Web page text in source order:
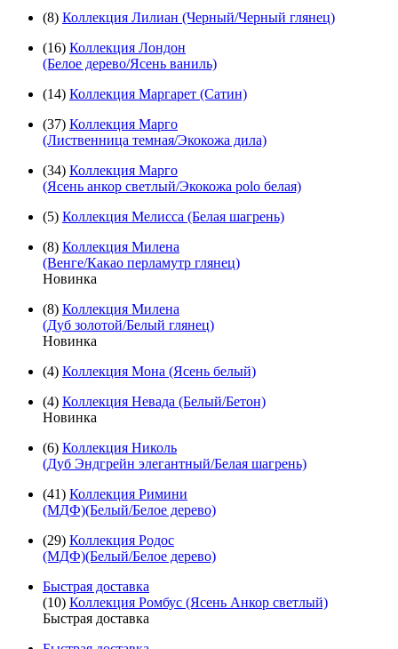
(8) Коллекция Лилиан (Черный/Черный глянец)
(16) Коллекция Лондон
(Белое дерево/Ясень ваниль)
(14) Коллекция Маргарет (Сатин)
(37) Коллекция Марго
(Лиственница темная/Экокожа дила)
(34) Коллекция Марго
(Ясень анкор светлый/Экокожа polo белая)
(5) Коллекция Мелисса (Белая шагрень)
(8) Коллекция Милена
(Венге/Какао перламутр глянец)
Новинка
(8) Коллекция Милена
(Дуб золотой/Белый глянец)
Новинка
(4) Коллекция Мона (Ясень белый)
(4) Коллекция Невада (Белый/Бетон)
Новинка
(6) Коллекция Николь
(Дуб Эндгрейн элегантный/Белая шагрень)
(41) Коллекция Римини
(МДФ)(Белый/Белое дерево)
(29) Коллекция Родос
(МДФ)(Белый/Белое дерево)
Быстрая доставка
(10) Коллекция Ромбус (Ясень Анкор светлый)
Быстрая доставка